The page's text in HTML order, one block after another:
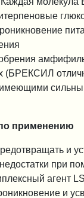
(БРЕКСИЛ
имеющими
применению
и
при
агент
и